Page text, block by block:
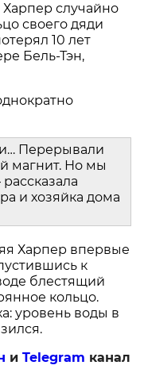
случайно
своего дяди
10 лет
Бель-Тэн,
Перерывали
магнит. Но мы
и хозяйка дома
Харпер впервые
к
блестящий
кольцо.
уровень воды в
иTelegram канал